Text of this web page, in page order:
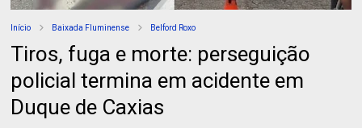
Início Baixada Fluminense Belford Roxo
Tiros, fuga e morte: perseguição
policial termina em acidente em
Duque de Caxias